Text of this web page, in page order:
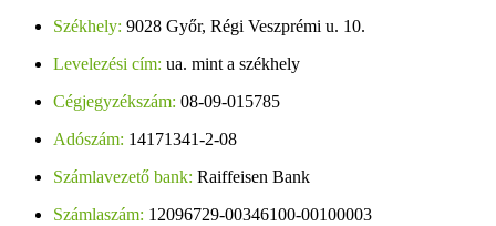
Székhely: 9028 Győr, Régi Veszprémi u. 10.
Levelezési cím: ua. mint a székhely
Cégjegyzékszám: 08-09-015785
Adószám: 14171341-2-08
Számlavezető bank: Raiffeisen Bank
Számlaszám: 12096729-00346100-00100003